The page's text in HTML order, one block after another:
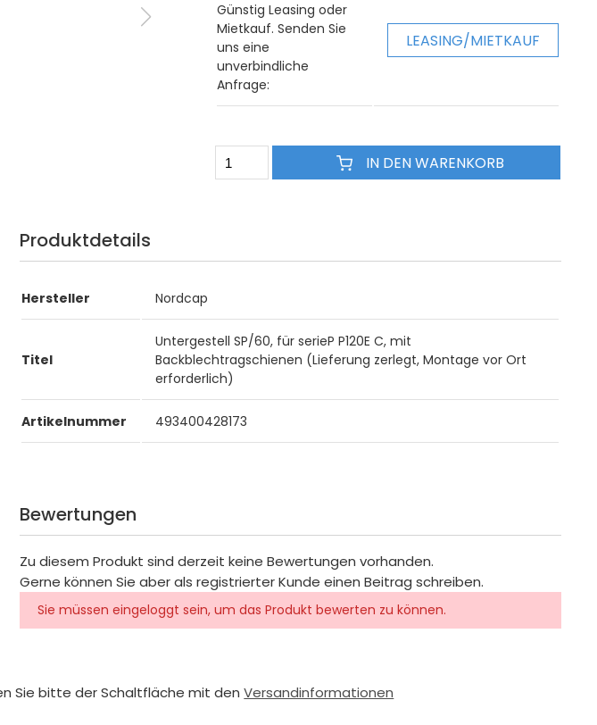
Günstig Leasing oder
Mietkauf. Senden Sie
uns eine
unverbindliche
Anfrage:
LEASING/MIETKAUF
IN DEN WARENKORB
Produktdetails
Hersteller Nordcap
Titel
Untergestell SP/60, für serieP P120E C, mit
Backblechtragschienen (Lieferung zerlegt, Montage vor Ort
erforderlich)
Artikelnummer 493400428173
Bewertungen
Zu diesem Produkt sind derzeit keine Bewertungen vorhanden.
Gerne können Sie aber als registrierter Kunde einen Beitrag schreiben.
Sie müssen eingeloggt sein, um das Produkt bewerten zu können.
Sie bitte der Schaltfläche mit denVersandinformationen